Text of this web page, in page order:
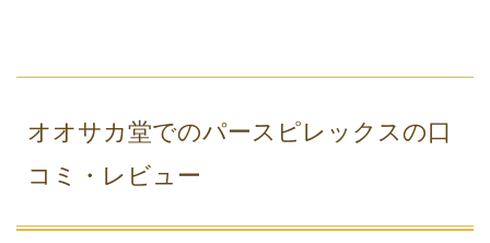
オオサカ堂でのパースピレックスの口
コミ・レビュー